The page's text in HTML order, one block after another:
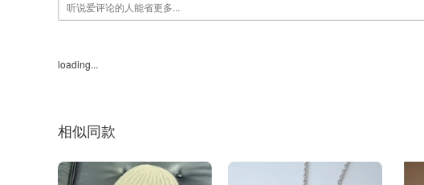
loading...
相似同款